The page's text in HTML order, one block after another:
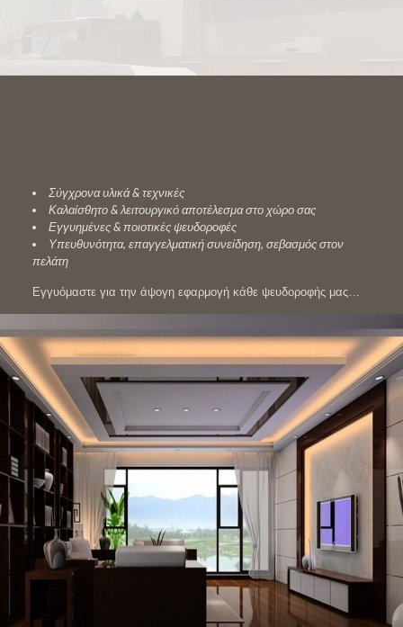
Σύγχρονα υλικά & τεχνικές
Καλαίσθητο & λειτουργικό αποτέλεσμα στο χώρο σας
Εγγυημένες & ποιοτικές ψευδοροφές
Υπευθυνότητα, επαγγελματική συνείδηση, σεβασμός στον
πελάτη
Εγγυόμαστε για την άψογη εφαρμογή κάθε ψευδοροφής μας…